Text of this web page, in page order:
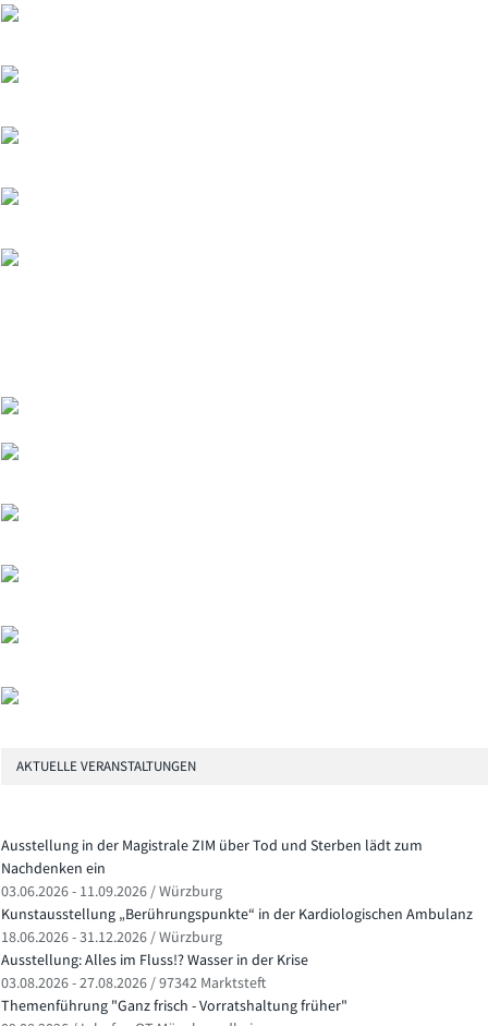
AKTUELLE VERANSTALTUNGEN
Ausstellung in der Magistrale ZIM über Tod und Sterben lädt zum
Nachdenken ein
03.06.2026 - 11.09.2026 / Würzburg
Kunstausstellung „Berührungspunkte“ in der Kardiologischen Ambulanz
18.06.2026 - 31.12.2026 / Würzburg
Ausstellung: Alles im Fluss!? Wasser in der Krise
03.08.2026 - 27.08.2026 / 97342 Marktsteft
Themenführung "Ganz frisch - Vorratshaltung früher"